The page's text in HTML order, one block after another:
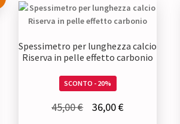
Spessimetro per lunghezza calcio
Riserva in pelle effetto carbonio
SCONTO - 20%
45,00€ 36,00€Il